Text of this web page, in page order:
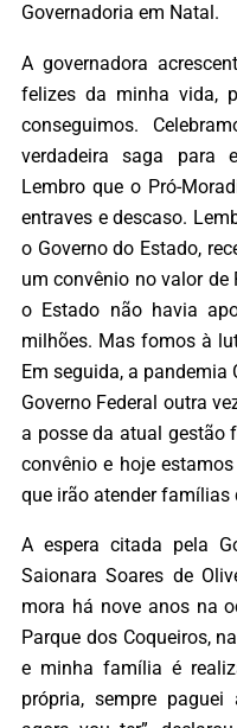
Governadoria em Natal.
A governadora
felizes da minha vida,
conseguimos.
verdadeira saga para
Lembro que o Pró-
entraves e descaso.
o Governo do Estado,
um convênio no valor de
o Estado não havia
milhões. Mas fomos à
Em seguida, a pandemia
Governo Federal outra
a posse da atual gestão
convênio e hoje
que irão atender famílias
A espera citada pela
Saionara Soares de
mora há nove anos na
Parque dos Coqueiros,
e minha família é
própria, sempre